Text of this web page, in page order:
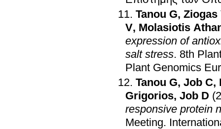
Tanou G, Ziogas
V, Molasiotis
expression of
salt stress. 8th
Plant Genomics
Tanou G, Job C,
Grigorios, Job D
responsive protein
Meeting.